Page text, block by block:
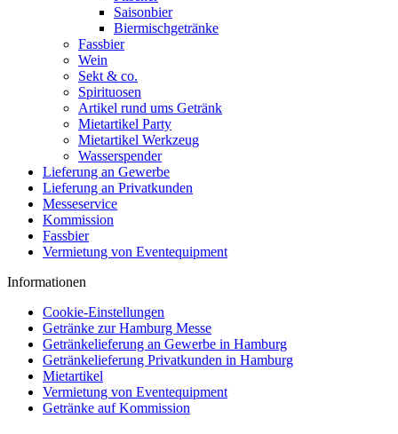
Saisonbier
Biermischgetränke
Fassbier
Wein
Sekt & co.
Spirituosen
Artikel rund ums Getränk
Mietartikel Party
Mietartikel Werkzeug
Wasserspender
Lieferung an Gewerbe
Lieferung an Privatkunden
Messeservice
Kommission
Fassbier
Vermietung von Eventequipment
Informationen
Cookie-Einstellungen
Getränke zur Hamburg Messe
Getränkelieferung an Gewerbe in Hamburg
Getränkelieferung Privatkunden in Hamburg
Mietartikel
Vermietung von Eventequipment
Getränke auf Kommission